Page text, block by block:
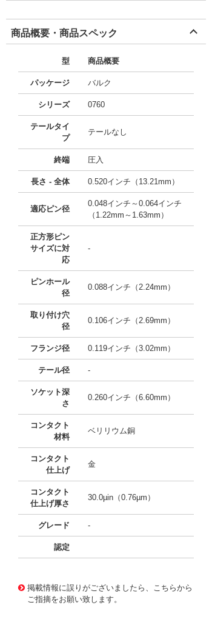
商品概要・商品スペック
型 商品概要
パッケージ バルク
シリーズ 0760
テールタイ
プ
テールなし
終端 圧入
長さ - 全体 0.520インチ（13.21mm）
適応ピン径
0.048インチ～0.064インチ
（1.22mm～1.63mm）
正方形ピン
サイズに対
応
-
ピンホール
径
0.088インチ（2.24mm）
取り付け穴
径
0.106インチ（2.69mm）
フランジ径 0.119インチ（3.02mm）
テール径 -
ソケット深
さ
0.260インチ（6.60mm）
コンタクト
材料
ベリリウム銅
コンタクト
仕上げ
金
コンタクト
仕上げ厚さ
30.0µin（0.76µm）
グレード -
認定
掲載情報に誤りがございましたら、こちらから
ご指摘をお願い致します。